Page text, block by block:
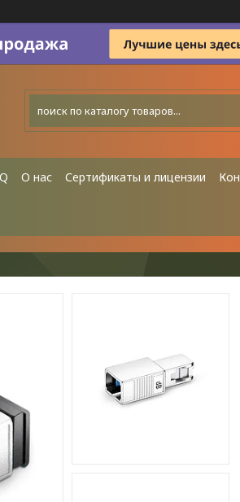
О нас Сертификаты и лицензии